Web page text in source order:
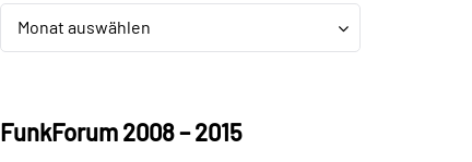
Archiv
Monat auswählen
Archiv
FunkForum 2008 – 2015